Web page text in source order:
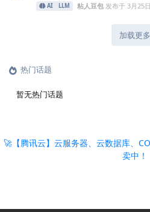
AI LLM 粘人豆包发布于 3月25日
加载更多
热门话题
暂无热门话题
🚀【腾讯云】云服务器、云数据库、
卖中！